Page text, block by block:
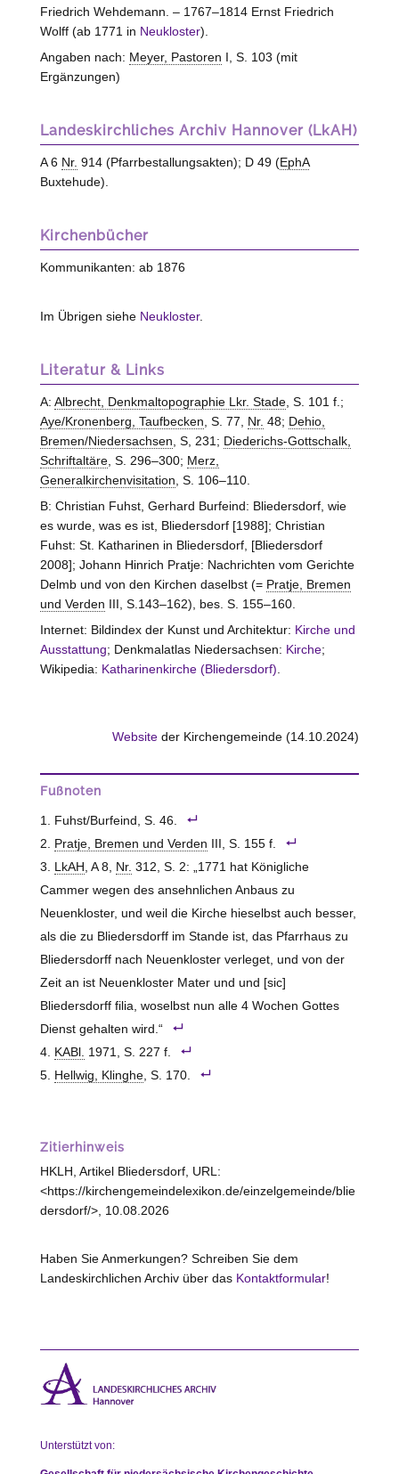
Friedrich Wehdemann. – 1767–1814 Ernst Friedrich
Wolff (ab 1771 in Neukloster).
Angaben nach: Meyer, Pastoren I, S. 103 (mit
Ergänzungen)
Landeskirchliches Archiv Hannover (LkAH)
A 6 Nr. 914 (Pfarrbestallungsakten); D 49 (EphA
Buxtehude).
Kirchenbücher
Kommunikanten: ab 1876
Im Übrigen siehe Neukloster.
Literatur & Links
A: Albrecht, Denkmaltopographie Lkr. Stade, S. 101 f.;
Aye/Kronenberg, Taufbecken , S. 77, Nr. 48; Dehio,
Bremen/Niedersachsen , S, 231; Diederichs-Gottschalk,
Schriftaltäre, S. 296–300; Merz,
Generalkirchenvisitation , S. 106–110.
B: Christian Fuhst, Gerhard Burfeind: Bliedersdorf, wie
es wurde, was es ist, Bliedersdorf [1988]; Christian
Fuhst: St. Katharinen in Bliedersdorf, [Bliedersdorf
2008]; Johann Hinrich Pratje: Nachrichten vom Gerichte
Delmb und von den Kirchen daselbst (= Pratje, Bremen
und Verden III, S.143–162), bes. S. 155–160.
Internet: Bildindex der Kunst und Architektur: Kirche und
Ausstattung; Denkmalatlas Niedersachsen: Kirche;
Wikipedia: Katharinenkirche (Bliedersdorf).
Website der Kirchengemeinde (14.10.2024)
Fußnoten
Fuhst/Burfeind, S. 46.
Pratje, Bremen und Verden III, S. 155 f.
LkAH , A 8, Nr. 312, S. 2: „1771 hat Königliche
Cammer wegen des ansehnlichen Anbaus zu
Neuenkloster, und weil die Kirche hieselbst auch besser,
als die zu Bliedersdorff im Stande ist, das Pfarrhaus zu
Bliedersdorff nach Neuenkloster verleget, und von der
Zeit an ist Neuenkloster Mater und und [sic]
Bliedersdorff filia, woselbst nun alle 4 Wochen Gottes
Dienst gehalten wird.“
KABl. 1971, S. 227 f.
Hellwig, Klinghe, S. 170.
Zitierhinweis
HKLH, Artikel Bliedersdorf, URL:
<https://kirchengemeindelexikon.de/einzelgemeinde/blie
dersdorf/>, 10.08.2026
Haben Sie Anmerkungen? Schreiben Sie dem
Landeskirchlichen Archiv über das Kontaktformular!
Unterstützt von: